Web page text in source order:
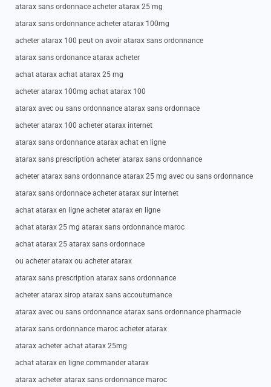
atarax sans ordonnace acheter atarax 25 mg
atarax sans ordonnance acheter atarax 100mg
acheter atarax 100 peut on avoir atarax sans ordonnance
atarax sans ordonance atarax acheter
achat atarax achat atarax 25 mg
acheter atarax 100mg achat atarax 100
atarax avec ou sans ordonnance atarax sans ordonnace
acheter atarax 100 acheter atarax internet
atarax sans ordonnance atarax achat en ligne
atarax sans prescription acheter atarax sans ordonnance
acheter atarax sans ordonnance atarax 25 mg avec ou sans ordonnance
atarax sans ordonnace acheter atarax sur internet
achat atarax en ligne acheter atarax en ligne
achat atarax 25 mg atarax sans ordonnance maroc
achat atarax 25 atarax sans ordonnace
ou acheter atarax ou acheter atarax
atarax sans prescription atarax sans ordonnance
acheter atarax sirop atarax sans accoutumance
atarax avec ou sans ordonnance atarax sans ordonnance pharmacie
atarax sans ordonnance maroc acheter atarax
atarax acheter achat atarax 25mg
achat atarax en ligne commander atarax
atarax acheter atarax sans ordonnance maroc